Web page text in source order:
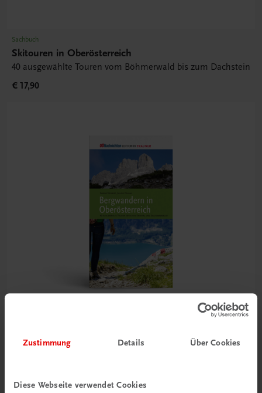
Zustimmung Details Über Cookies
Diese Webseite verwendet Cookies
Sachbuch
Skitouren in Oberösterreich
40 ausgewählte Touren vom Böhmerwald bis zum Dachstein
€ 17,90
Bergwandern in Oberösterreich